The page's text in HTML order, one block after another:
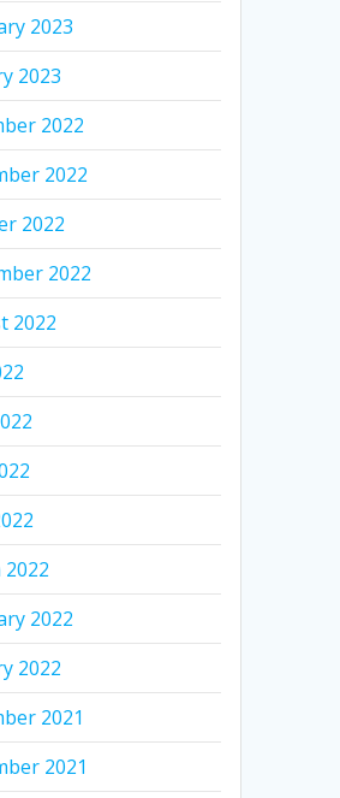
2023
2023
2022
2022
2022
2022
2022
2022
2022
2021
2021